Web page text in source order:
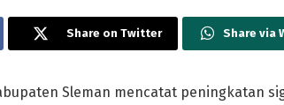
Share on Twitter Share via
Sleman mencatat peningkatan